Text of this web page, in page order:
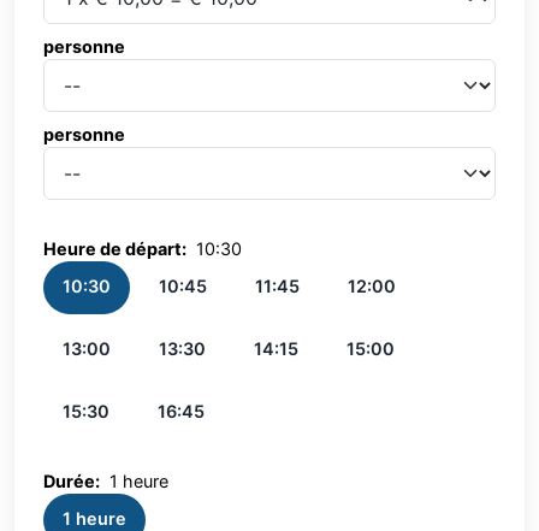
personne
personne
Heure de départ: 10:30
10:30
10:45 11:45 12:00
13:00 13:30 14:15 15:00
15:30 16:45
Durée: 1 heure
1 heure